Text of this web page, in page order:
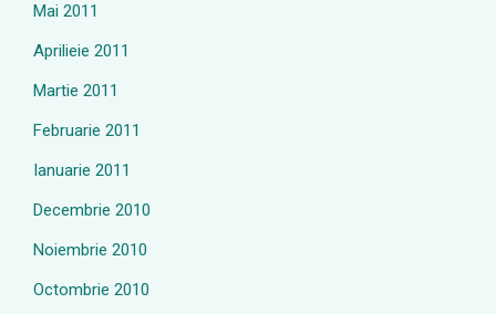
Mai 2011
Aprilieie 2011
Martie 2011
Februarie 2011
Ianuarie 2011
Decembrie 2010
Noiembrie 2010
Octombrie 2010